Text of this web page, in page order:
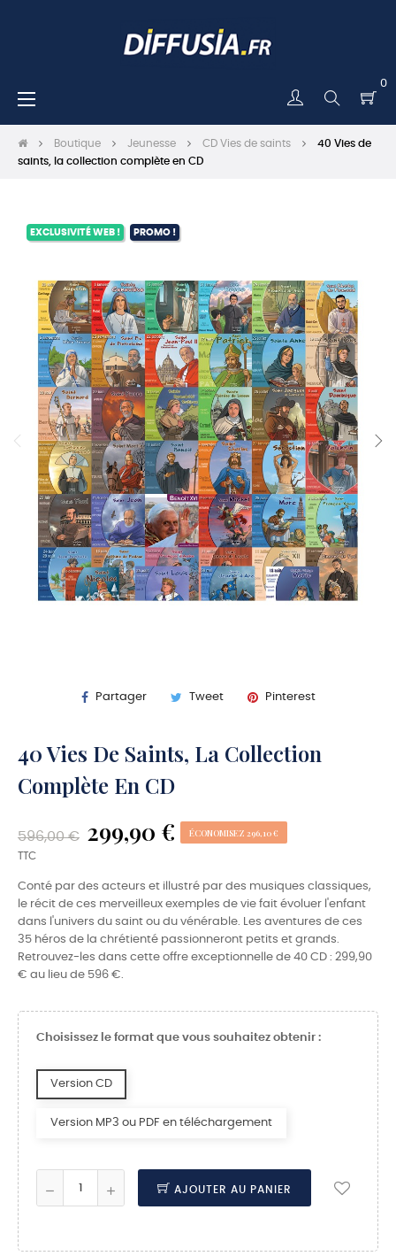
0
Basculer
☰
Boutique Jeunesse CD Vies de saints
40 Vies de
saints, la collection complète en CD
EXCLUSIVITÉ WEB ! PROMO !
Partager Tweet Pinterest
40 Vies De Saints, La Collection
Complète En CD
596,00 € 299,90 € ÉCONOMISEZ 296,10 €
TTC
Conté par des acteurs et illustré par des musiques classiques,
le récit de ces merveilleux exemples de vie fait évoluer l'enfant
dans l'univers du saint ou du vénérable. Les aventures de ces
35 héros de la chrétienté passionneront petits et grands.
Retrouvez-les dans cette offre exceptionnelle de 40 CD : 299,90
€ au lieu de 596 €.
Choisissez le format que vous souhaitez obtenir :
Version CD
Version MP3 ou PDF en téléchargement
AJOUTER AU PANIER